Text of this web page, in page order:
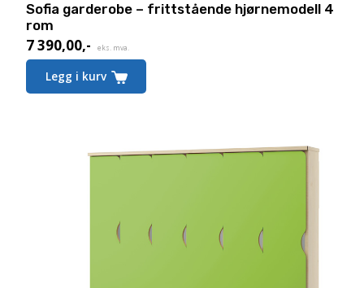
Sofia garderobe – frittstående hjørnemodell 4
rom
7 390,00,- eks. mva.
Legg i kurv